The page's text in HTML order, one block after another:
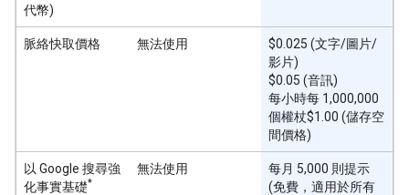
代幣)
脈絡快取價格 無法使用
$0.025 (文字/圖片/
影片)
$0.05 (音訊)
每小時每 1,000,000
個權杖$1.00 (儲存空
間價格)
以 Google 搜尋強
化事實基礎*
無法使用
每月 5,000 則提示
(免費，適用於所有